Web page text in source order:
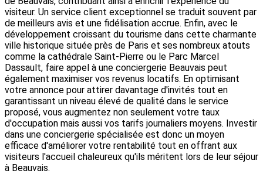
visiteur. Un service client exceptionnel se traduit souvent par
de meilleurs avis et une fidélisation accrue. Enfin, avec le
développement croissant du tourisme dans cette charmante
ville historique située près de Paris et ses nombreux atouts
comme la cathédrale Saint-Pierre ou le Parc Marcel
Dassault, faire appel à une conciergerie Beauvais peut
également maximiser vos revenus locatifs. En optimisant
votre annonce pour attirer davantage d'invités tout en
garantissant un niveau élevé de qualité dans le service
proposé, vous augmentez non seulement votre taux
d'occupation mais aussi vos tarifs journaliers moyens. Investir
dans une conciergerie spécialisée est donc un moyen
efficace d'améliorer votre rentabilité tout en offrant aux
visiteurs l'accueil chaleureux qu'ils méritent lors de leur séjour
à Beauvais.